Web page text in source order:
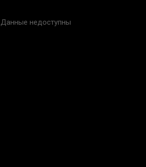
Данные недоступны